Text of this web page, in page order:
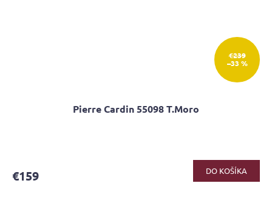
€239
–33 %
Pierre Cardin 55098 T.Moro
je
€159 DO KOŠÍKA